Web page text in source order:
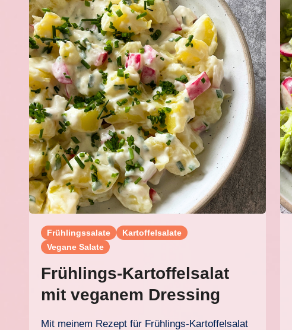
Frühlingssalate
Kartoffelsalate
Vegane Salate
Frühlings-Kartoffelsalat
mit veganem Dressing
Mit meinem Rezept für Frühlings-Kartoffelsalat